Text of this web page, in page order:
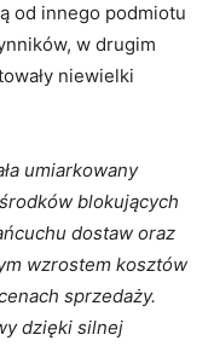
od innego podmiotu
w drugim
niewielki
umiarkowany
blokujących
dostaw oraz
wzrostem kosztów
sprzedaży.
dzięki silnej